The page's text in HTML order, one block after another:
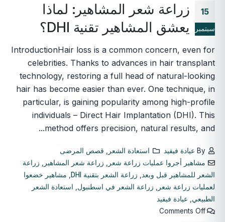
15
سبتمبر
زراعة شعر المشاهير: لماذا
يعشق المشاهير تقنية DHI؟
IntroductionHair loss is a common concern, even for
celebrities. Thanks to advances in hair transplant
technology, restoring a full head of natural-looking
hair has become easier than ever. One technique, in
particular, is gaining popularity among high-profile
individuals – Direct Hair Implantation (DHI). This
method offers precision, natural results, and...
By عيادة فيفيد استعادة الشعر , قصص المرضى
مشاهير أجروا عمليات زراعة شعر , زراعة شعر المشاهير , زراعة
الشعر للمشاهير قبل وبعد, زراعة الشعر بتقنية DHI , مشاهير خضعوا
لعمليات زراعة شعر , زراعة الشعر في اسطنبول, استعادة الشعر
الطبيعي, عيادة فيفيد
Comments Off